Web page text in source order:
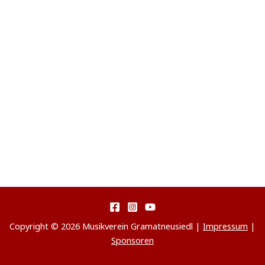
Copyright © 2026 Musikverein Gramatneusiedl | Impressum |
Sponsoren